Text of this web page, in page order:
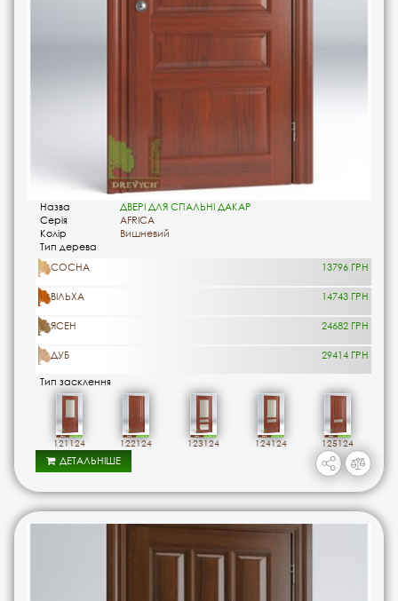
Назва
ДВЕРІ ДЛЯ СПАЛЬНІ ДАКАР
Серія
AFRICA
Колір
Вишневий
Тип дерева
СОСНА
13796 ГРН
ВІЛЬХА 14743 ГРН
ЯСЕН 24682 ГРН
ДУБ
29414 ГРН
Тип засклення
121124 122124 123124 124124 125124
ДЕТАЛЬНІШЕ